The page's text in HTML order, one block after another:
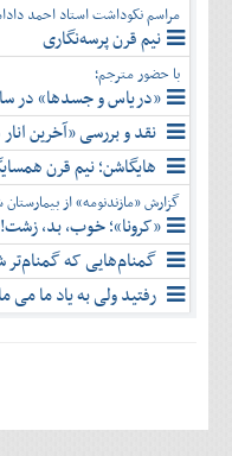
مراسم نکوداشت استاد احمد
نیم قرن پرسه‌نگاری
با حضور مترجم؛
«دریاس و جسدها» در
نقد و بررسی «آخرین
هایگاشن؛ نیم قرن
گزارش «مازندنومه» از
«کرونا»؛ خوب، بد، زشت!
گمنام‌هایی که گمنام‌تر
رفتید ولی به یاد ما می